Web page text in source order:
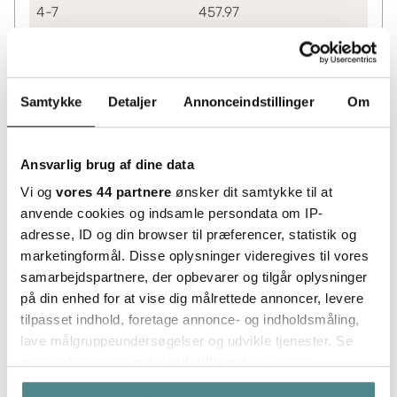
Samtykke Detaljer Annonceindstillinger Om
Ansvarlig brug af dine data
Vi og vores 44 partnere ønsker dit samtykke til at
anvende cookies og indsamle persondata om IP-
adresse, ID og din browser til præferencer, statistik og
marketingformål. Disse oplysninger videregives til vores
samarbejdspartnere, der opbevarer og tilgår oplysninger
på din enhed for at vise dig målrettede annoncer, levere
tilpasset indhold, foretage annonce- og indholdsmåling,
lave målgruppeundersøgelser og udvikle tjenester. Se
persondatapolitik. Du kan altid trække dit samtykke
4-7
457.97
Lagerinformation
Status